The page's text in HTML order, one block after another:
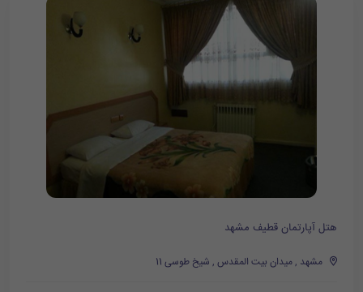
هتل آپارتمان قطیف مشهد
مشهد , میدان بیت المقدس , شیخ طوسی 11